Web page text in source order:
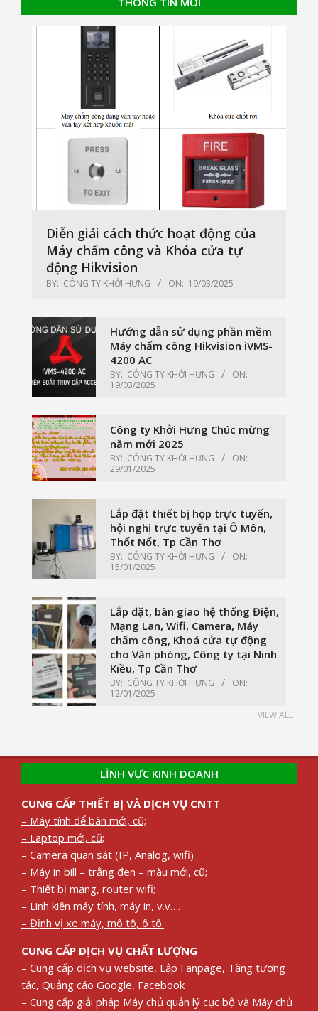
Diễn giải cách thức hoạt động của
Máy chấm công và Khóa cửa tự
động Hikvision
BY: CÔNG TY KHỞI HƯNG ON: 19/03/2025
Hướng dẫn sử dụng phần mềm
Máy chấm công Hikvision iVMS-
4200 AC
BY: CÔNG TY KHỞI HƯNG
ON:
19/03/2025
Công ty Khởi Hưng Chúc mừng
năm mới 2025
BY: CÔNG TY KHỞI HƯNG
ON:
29/01/2025
Lắp đặt thiết bị họp trực tuyến,
hội nghị trực tuyến tại Ô Môn,
Thốt Nốt, Tp Cần Thơ
BY: CÔNG TY KHỞI HƯNG
ON:
15/01/2025
Lắp đặt, bàn giao hệ thống Điện,
Mạng Lan, Wifi, Camera, Máy
chấm công, Khoá cửa tự động
cho Văn phòng, Công ty tại Ninh
Kiều, Tp Cần Thơ
BY: CÔNG TY KHỞI HƯNG
ON:
12/01/2025
VIEW ALL
LĨNH VỰC KINH DOANH
CUNG CẤP THIẾT BỊ VÀ DỊCH VỤ CNTT
– Máy tính để bàn mới, cũ;
– Laptop mới, cũ;
– Camera quan sát (IP, Analog, wifi)
– Máy in bill – trắng đen – màu mới, cũ;
– Thiết bị mạng, router wifi;
– Linh kiện máy tính, máy in, v.v….
– Định vị xe máy, mô tô, ô tô.
CUNG CẤP DỊCH VỤ CHẤT LƯỢNG
– Cung cấp dịch vụ website, Lập Fanpage, Tăng tương
tác, Quảng cáo Google, Facebook
– Cung cấp giải pháp Máy chủ quản lý cục bộ và Máy chủ